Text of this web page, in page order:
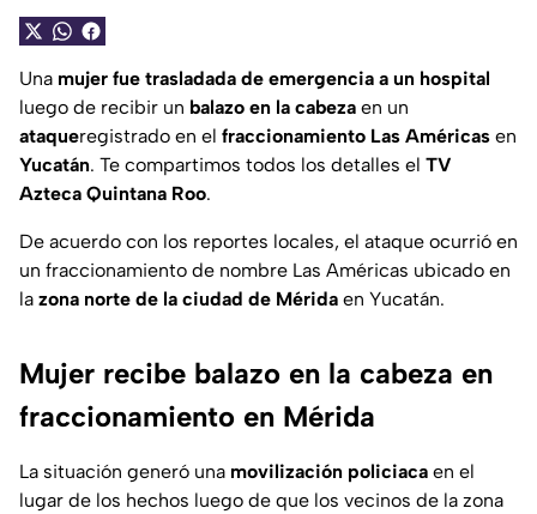
Una mujer fue trasladada de emergencia a un hospital
luego de recibir un balazo en la cabeza en un
ataqueregistrado en el fraccionamiento Las Américas en
Yucatán. Te compartimos todos los detalles el TV
Azteca Quintana Roo.
De acuerdo con los reportes locales, el ataque ocurrió en
un fraccionamiento de nombre Las Américas ubicado en
la zona norte de la ciudad de Mérida en Yucatán.
Mujer recibe balazo en la cabeza en
fraccionamiento en Mérida
La situación generó una movilización policiaca en el
lugar de los hechos luego de que los vecinos de la zona